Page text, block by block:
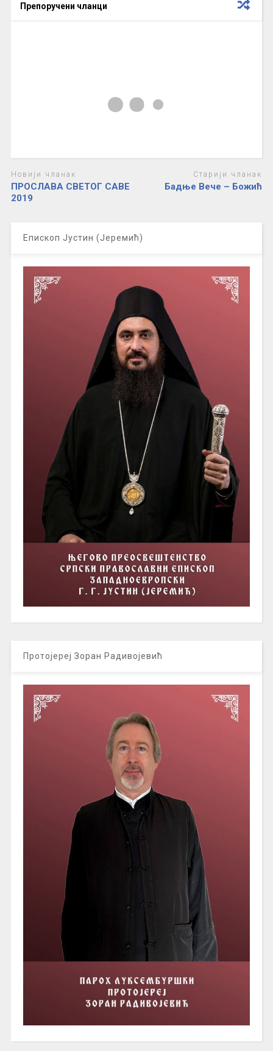
Препоручени чланци
Новији чланак
ПРОСЛАВА СВЕТОГ САВЕ
2019
Старији чланак
Бадње Вече – Божић
Епископ Јустин (Јеремић)
Протојереј Зоран Радивојевић